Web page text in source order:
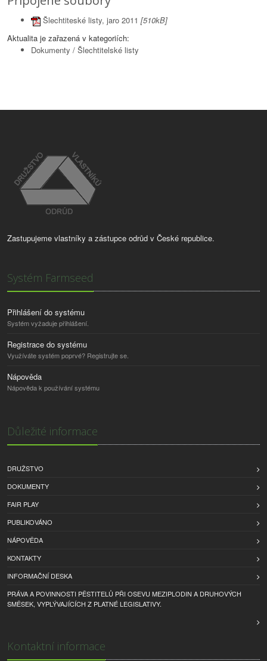
Šlechtiteské listy, jaro 2011 [510kB]
Aktualita je zařazená v kategoriích:
Dokumenty / Šlechtitelské listy
Zastupujeme vlastníky a zástupce odrůd v České republice.
Systém Farmseed
Přihlášení do systému
Systém vyžaduje přihlášení.
Registrace do systému
Využíváte systém poprvé? Registrujte se.
Nápověda
Nápověda k používání systému
Důležité informace
DRUŽSTVO
DOKUMENTY
FAIR PLAY
PUBLIKOVÁNO
NÁPOVĚDA
KONTAKTY
INFORMAČNÍ DESKA
PRÁVA A POVINNOSTI PĚSTITELŮ PŘI OSEVU MEZIPLODIN A DRUHOVÝCH
SMĚSEK, VYPLÝVAJÍCÍCH Z PLATNÉ LEGISLATIVY.
Kontaktní informace